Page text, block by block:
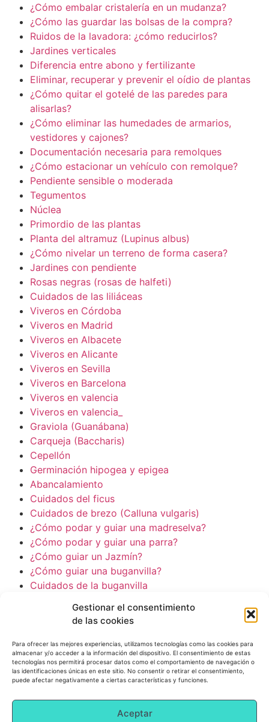
Gestionar el consentimiento
de las cookies
Para ofrecer las mejores experiencias, utilizamos tecnologías como las cookies para
almacenar y/o acceder a la información del dispositivo. El consentimiento de estas
tecnologías nos permitirá procesar datos como el comportamiento de navegación o
las identificaciones únicas en este sitio. No consentir o retirar el consentimiento,
puede afectar negativamente a ciertas características y funciones.
Aceptar
¿Cómo embalar cristalería en un mudanza?
¿Cómo las guardar las bolsas de la compra?
Ruidos de la lavadora: ¿cómo reducirlos?
Jardines verticales
Diferencia entre abono y fertilizante
Eliminar, recuperar y prevenir el oídio de plantas
¿Cómo quitar el gotelé de las paredes para
alisarlas?
¿Cómo eliminar las humedades de armarios,
vestidores y cajones?
Documentación necesaria para remolques
¿Cómo estacionar un vehículo con remolque?
Pendiente sensible o moderada
Tegumentos
Núclea
Primordio de las plantas
Planta del altramuz (Lupinus albus)
¿Cómo nivelar un terreno de forma casera?
Jardines con pendiente
Rosas negras (rosas de halfeti)
Cuidados de las liliáceas
Viveros en Córdoba
Viveros en Madrid
Viveros en Albacete
Viveros en Alicante
Viveros en Sevilla
Viveros en Barcelona
Viveros en valencia
Viveros en valencia_
Graviola (Guanábana)
Carqueja (Baccharis)
Cepellón
Germinación hipogea y epigea
Abancalamiento
Cuidados del ficus
Cuidados de brezo (Calluna vulgaris)
¿Cómo podar y guiar una madreselva?
¿Cómo podar y guiar una parra?
¿Cómo guiar un Jazmín?
¿Cómo guiar una buganvilla?
Cuidados de la buganvilla
© 2022 All Rights Reserved.